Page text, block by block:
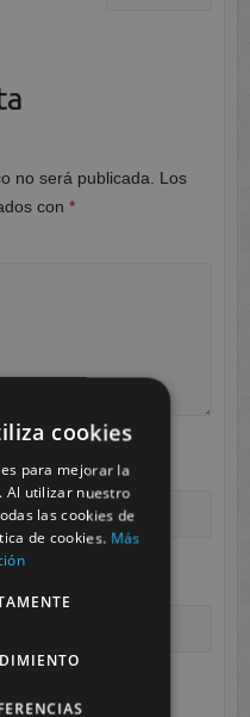
no será publicada.
Los
con *
cookies
para mejorar la
Al utilizar nuestro
las cookies de
de cookies. Más